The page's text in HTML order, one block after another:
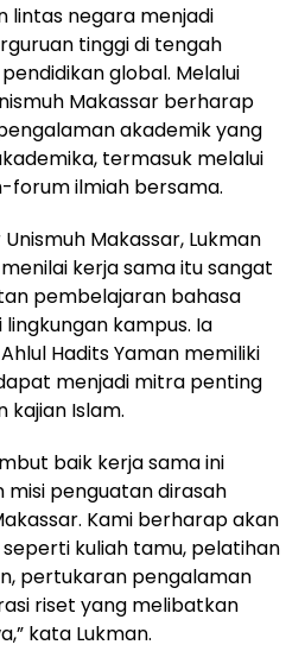
lintas negara menjadi
tinggi di tengah
global. Melalui
Makassar berharap
akademik yang
termasuk melalui
forum ilmiah bersama.
Makassar, Lukman
menilai kerja sama itu sangat
pembelajaran bahasa
kampus. Ia
Hadits Yaman memiliki
menjadi mitra penting
Islam.
baik kerja sama ini
misi penguatan dirasah
Kami berharap akan
kuliah tamu, pelatihan
pertukaran pengalaman
riset yang melibatkan
kata Lukman.